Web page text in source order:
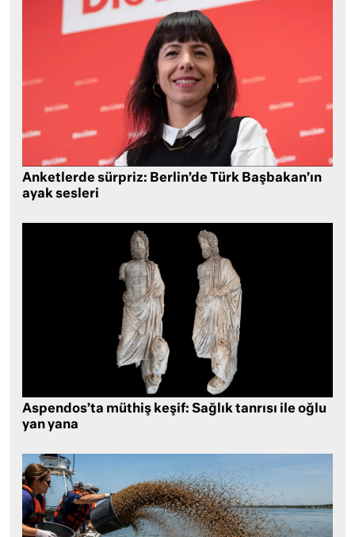
Anketlerde sürpriz: Berlin’de Türk Başbakan’ın
ayak sesleri
Aspendos’ta müthiş keşif: Sağlık tanrısı ile oğlu
yan yana